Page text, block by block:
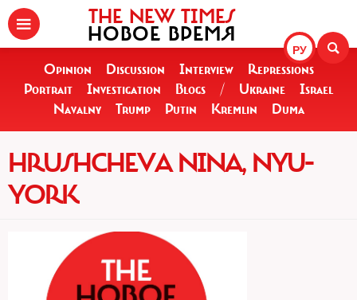
РУ
THE NEW TIMES
НОВОЕ ВРЕМЯ
Opinion Discussion Interview
Repressions
Portrait
Investigation Blogs / Ukraine
Israel
Navalny
Trump Putin Kremlin Duma
HRUSHCHEVA NINA, NYU-
YORK